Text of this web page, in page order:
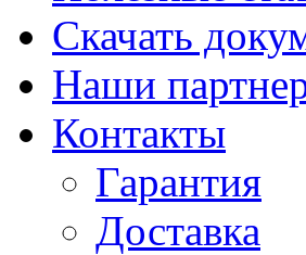
Скачать
Наши
Контакты
Гарантия
Доставка